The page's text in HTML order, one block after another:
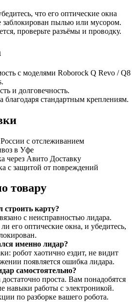
что его оптические окна
заблокирован пылью или мусором.
проверьте разъёмы и проводку.
с моделями Roborock Q Revo / Q8
и долговечность.
благодаря стандартным креплениям.
с отслеживанием
в Уфе
через Авито Доставку
с защитой от повреждений
товару
строить карту?
с неисправностью лидара.
его оптические окна, и убедитесь,
именно лидар?
робот хаотично ездит, не видит
появляется ошибка лидара.
самостоятельно?
проста. Вам понадобятся
навыки работы с электроникой.
по разборке вашего робота.